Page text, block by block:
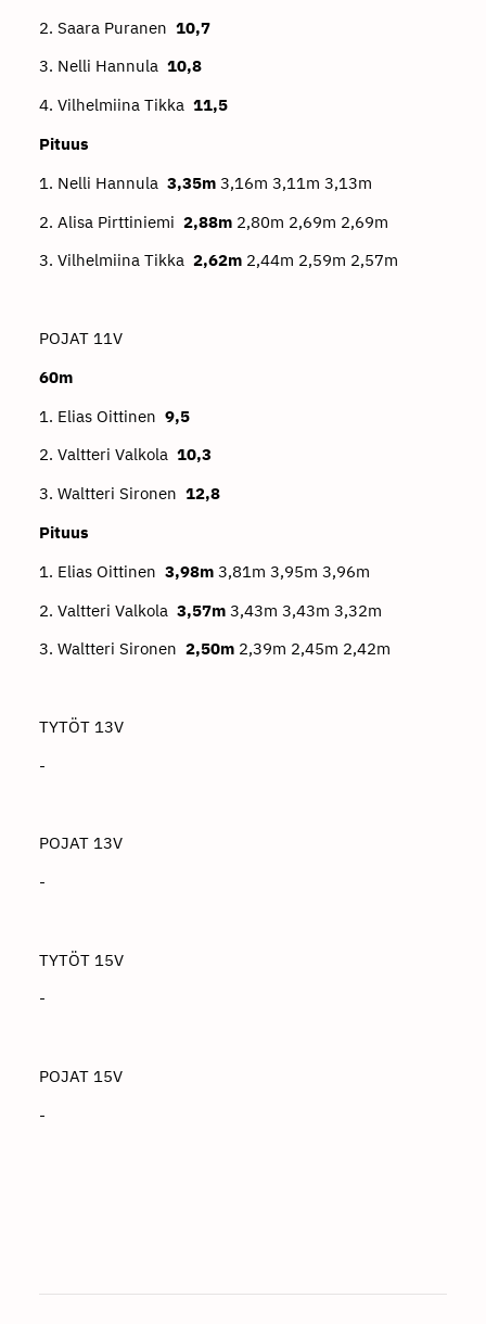
2. Saara Puranen 10,7
3. Nelli Hannula 10,8
4. Vilhelmiina Tikka 11,5
Pituus
1. Nelli Hannula 3,35m 3,16m 3,11m 3,13m
2. Alisa Pirttiniemi 2,88m 2,80m 2,69m 2,69m
3. Vilhelmiina Tikka 2,62m 2,44m 2,59m 2,57m
POJAT 11V
60m
1. Elias Oittinen 9,5
2. Valtteri Valkola 10,3
3. Waltteri Sironen 12,8
Pituus
1. Elias Oittinen 3,98m 3,81m 3,95m 3,96m
2. Valtteri Valkola 3,57m 3,43m 3,43m 3,32m
3. Waltteri Sironen 2,50m 2,39m 2,45m 2,42m
TYTÖT 13V
-
POJAT 13V
-
TYTÖT 15V
-
POJAT 15V
-